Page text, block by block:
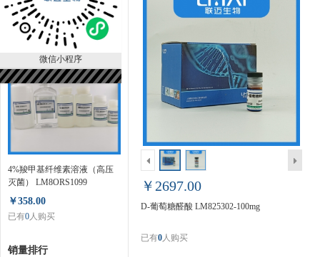
微信小程序
￥228.00
已有0 人购买
4%羧甲基纤维素溶液（高压
灭菌） LM8ORS1099
￥358.00
已有0人购买
销量排行
￥2697.00
D-葡萄糖醛酸 LM825302-100mg
已有0人购买